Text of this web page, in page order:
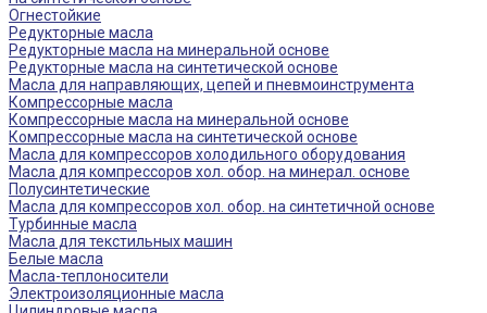
Огнестойкие
Редукторные масла
Редукторные масла на минеральной основе
Редукторные масла на синтетической основе
Масла для направляющих, цепей и пневмоинструмента
Компрессорные масла
Компрессорные масла на минеральной основе
Компрессорные масла на синтетической основе
Масла для компрессоров холодильного оборудования
Масла для компрессоров хол. обор. на минерал. основе
Полусинтетические
Масла для компрессоров хол. обор. на синтетичной основе
Турбинные масла
Масла для текстильных машин
Белые масла
Масла-теплоносители
Электроизоляционные масла